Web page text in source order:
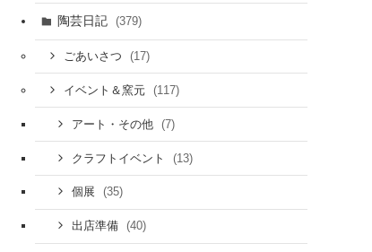
陶芸日記 (379)
ごあいさつ (17)
イベント＆窯元 (117)
アート・その他 (7)
クラフトイベント (13)
個展 (35)
出店準備 (40)